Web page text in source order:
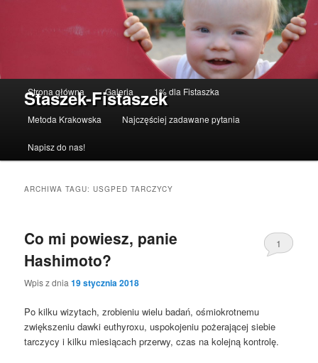
Staszek-Fistaszek
Przeskocz do tekstu
Przeskocz do widgetów
Strona główna Galeria 1% dla Fistaszka
Metoda Krakowska Najczęściej zadawane pytania
Napisz do nas!
ARCHIWA TAGU:USGPED TARCZYCY
Co mi powiesz, panie
Hashimoto?
Wpis z dnia19 stycznia 2018
1
Po kilku wizytach, zrobieniu wielu badań, ośmiokrotnemu
zwiększeniu dawki euthyroxu, uspokojeniu pożerającej siebie
tarczycy i kilku miesiącach przerwy, czas na kolejną kontrolę.